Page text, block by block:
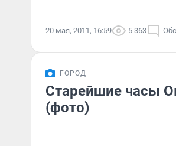
20 мая, 2011, 16:59 5 363
ГОРОД
Старейшие часы
(фото)